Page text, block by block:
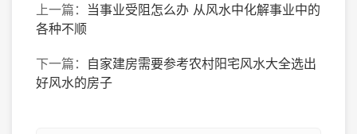
上一篇： 当事业受阻怎么办 从风水中化解事业中的
各种不顺
下一篇： 自家建房需要参考农村阳宅风水大全选出
好风水的房子